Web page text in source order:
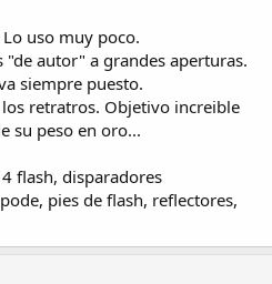
uso muy poco.
"de autor" a grandes aperturas.
siempre puesto.
retratros. Objetivo increible
su peso en oro...
flash, disparadores
pies de flash, reflectores,